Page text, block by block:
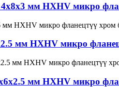
мм HXHV микро
мм HXHV микро
мм HXHV микро